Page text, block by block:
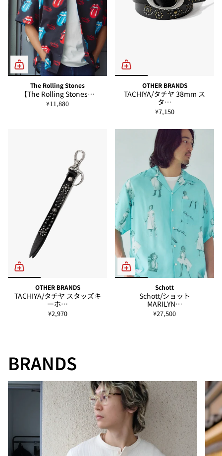
The Rolling Stones
【The Rolling Stones…
¥11,880
OTHER BRANDS
TACHIYA/タチヤ 38mm ス
タ…
¥7,150
OTHER BRANDS
TACHIYA/タチヤ スタッズキ
ーホ…
¥2,970
Schott
Schott/ショット
MARILYN…
¥27,500
BRANDS